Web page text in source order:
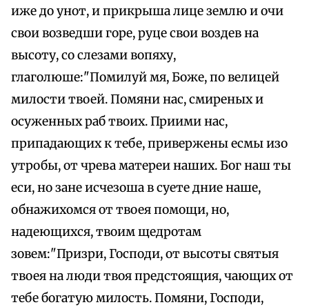
иже до унот, и прикрыша лице землю и очи
свои возведши горе, руце свои воздев на
высоту, со слезами вопяху,
глаголюше:"Помилуй мя, Боже, по велицей
милости твоей. Помяни нас, смиреных и
осуженных раб твоих. Приими нас,
припадающих к тебе, привержены есмы изо
утробы, от чрева матереи наших. Бог наш ты
еси, но зане исчезоша в суете дние наше,
обнажихомся от твоея помощи, но,
надеющихся, твоим щедротам
зовем:"Призри, Господи, от высоты святыя
твоея на люди твоя предстоящия, чающих от
тебе богатую милость. Помяни, Господи,